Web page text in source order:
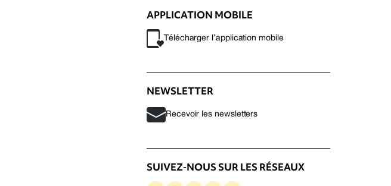
APPLICATION MOBILE
Télécharger l’application mobile
NEWSLETTER
Recevoir les newsletters
SUIVEZ-NOUS SUR LES RÉSEAUX